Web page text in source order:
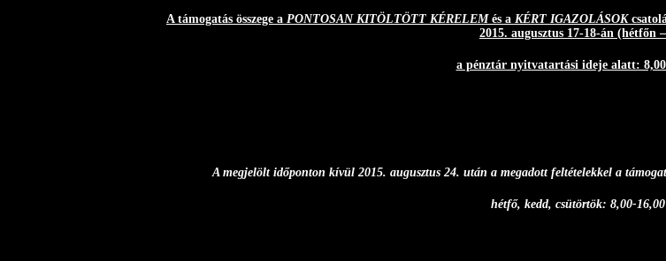
A támogatás összege a PONTOSAN KITÖLTÖTT KÉRELEMés a KÉRT IGAZOLÁSOK
2015. augusztus 17-18-án (hétfőn
a pénztár nyitvatartási ideje alatt:
A megjelölt időponton kívül 2015. augusztus 24. után a megadott feltételekkel a
hétfő, kedd, csütörtök: 8,00-